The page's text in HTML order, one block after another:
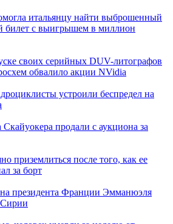
итальянцу найти выброшенный
билет с выигрышем в миллион
своих серийных DUV-литографов
обвалило акции NVidia
устроили беспредел на
продали с аукциона за
приземлиться после того, как ее
за борт
президента Франции Эмманюэля